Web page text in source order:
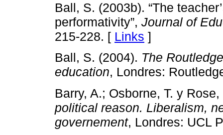
Ball, S. (2003b). “The
performativity”, Journal of
215-228. [ Links ]
Ball, S. (2004). The
education, Londres:
Barry, A.; Osborne, T. y
political reason. Liberalism,
governement, Londres: UCL